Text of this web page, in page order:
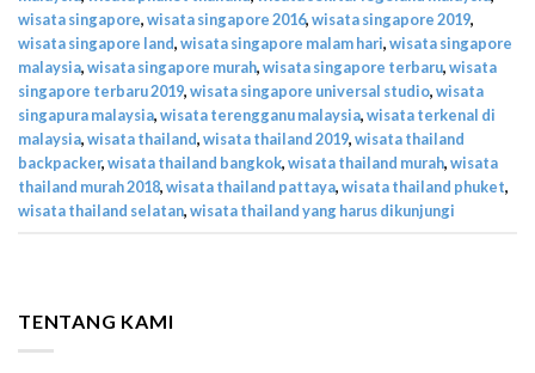
TENTANG KAMI
wisata singapore,wisata singapore 2016,wisata singapore 2019,
wisata singapore land,wisata singapore malam hari,wisata singapore
malaysia,wisata singapore murah,wisata singapore terbaru,wisata
singapore terbaru 2019,wisata singapore universal studio,wisata
singapura malaysia,wisata terengganu malaysia,wisata terkenal di
malaysia,wisata thailand,wisata thailand 2019,wisata thailand
backpacker,wisata thailand bangkok,wisata thailand murah,wisata
thailand murah 2018,wisata thailand pattaya,wisata thailand phuket,
wisata thailand selatan,wisata thailand yang harus dikunjungi